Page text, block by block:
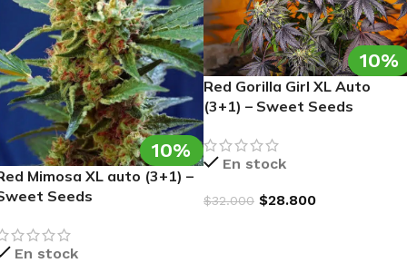
10%
Red Gorilla Girl XL Auto
(3+1) – Sweet Seeds
En stock
$32.000 $28.800
10%
Mimosa XL auto (3+1) –
Seeds
En stock